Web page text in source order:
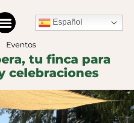
Español
Eventos
tu finca para
celebraciones